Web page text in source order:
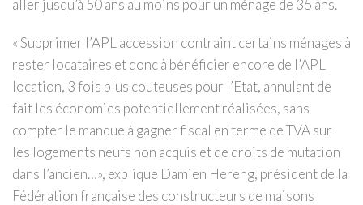
aller jusqu’à 50 ans au moins pour un ménage de 35 ans.
« Supprimer l’APL accession contraint certains ménages à
rester locataires et donc à bénéficier encore de l’APL
location, 3 fois plus couteuses pour l’Etat, annulant de
fait les économies potentiellement réalisées, sans
compter le manque à gagner fiscal en terme de TVA sur
les logements neufs non acquis et de droits de mutation
dans l’ancien…», explique Damien Hereng, président de la
Fédération française des constructeurs de maisons